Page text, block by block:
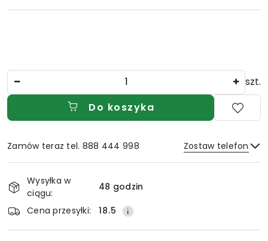
szt.
Do koszyka
Zamów teraz tel. 888 444 998 Zostaw telefon
Dostępność
i
dostawa
Wysyłka w
ciągu:
48 godzin
Cena przesyłki:
18.5